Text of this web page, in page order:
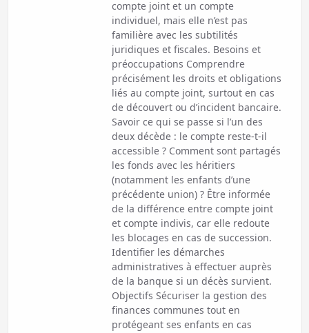
compte joint et un compte
individuel, mais elle n’est pas
familière avec les subtilités
juridiques et fiscales. Besoins et
préoccupations Comprendre
précisément les droits et obligations
liés au compte joint, surtout en cas
de découvert ou d’incident bancaire.
Savoir ce qui se passe si l’un des
deux décède : le compte reste-t-il
accessible ? Comment sont partagés
les fonds avec les héritiers
(notamment les enfants d’une
précédente union) ? Être informée
de la différence entre compte joint
et compte indivis, car elle redoute
les blocages en cas de succession.
Identifier les démarches
administratives à effectuer auprès
de la banque si un décès survient.
Objectifs Sécuriser la gestion des
finances communes tout en
protégeant ses enfants en cas